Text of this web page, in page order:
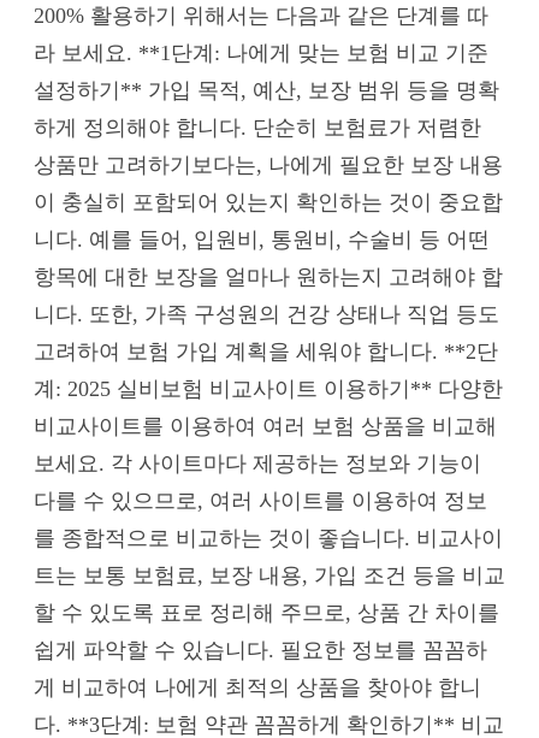
200% 활용하기 위해서는 다음과 같은 단계를 따
라 보세요. **1단계: 나에게 맞는 보험 비교 기준
설정하기** 가입 목적, 예산, 보장 범위 등을 명확
하게 정의해야 합니다. 단순히 보험료가 저렴한
상품만 고려하기보다는, 나에게 필요한 보장 내용
이 충실히 포함되어 있는지 확인하는 것이 중요합
니다. 예를 들어, 입원비, 통원비, 수술비 등 어떤
항목에 대한 보장을 얼마나 원하는지 고려해야 합
니다. 또한, 가족 구성원의 건강 상태나 직업 등도
고려하여 보험 가입 계획을 세워야 합니다. **2단
계: 2025 실비보험 비교사이트 이용하기** 다양한
비교사이트를 이용하여 여러 보험 상품을 비교해
보세요. 각 사이트마다 제공하는 정보와 기능이
다를 수 있으므로, 여러 사이트를 이용하여 정보
를 종합적으로 비교하는 것이 좋습니다. 비교사이
트는 보통 보험료, 보장 내용, 가입 조건 등을 비교
할 수 있도록 표로 정리해 주므로, 상품 간 차이를
쉽게 파악할 수 있습니다. 필요한 정보를 꼼꼼하
게 비교하여 나에게 최적의 상품을 찾아야 합니
다. **3단계: 보험 약관 꼼꼼하게 확인하기** 비교